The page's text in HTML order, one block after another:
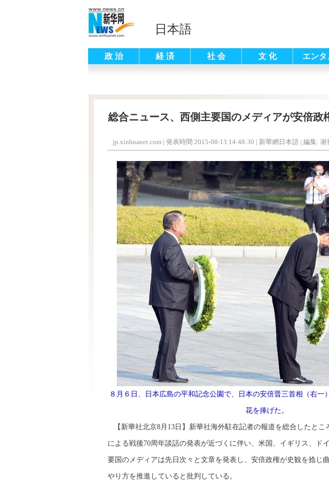
日本語
政 治 経 済 社 会 文 化 エンタ
総合ニュース、西側主要国のメディアが安倍政
jp.xinhuanet.com | 発表時間 2015-08-13 14:48:30 | 新華網日本語 | 編集: 谢
８月６日、日本広島の平和記念公園で、日本の安倍晋三首相（右一
花を捧げた。
【新華社北京8月13日】新華社海外駐在記者の報道を総合したとこ
による戦後70周年談話の発表が近づくに伴い、米国、イギリス、ド
要国のメディアは先日次々と文章を発表し、安倍政権が史観を捻じ
やり方を推進していると批判している。